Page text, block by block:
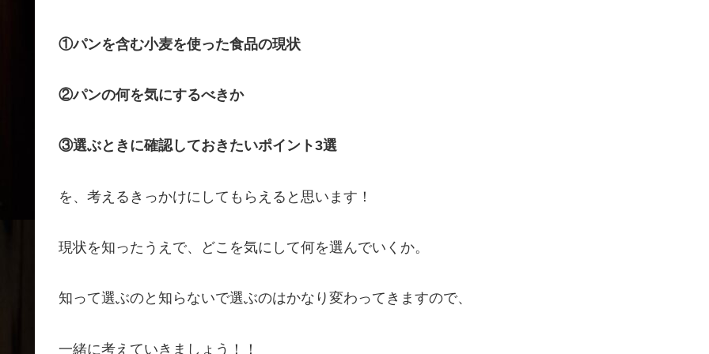
①パンを含む小麦を使った食品の現状
②パンの何を気にするべきか
③選ぶときに確認しておきたいポイント3選
を、考えるきっかけにしてもらえると思います！
現状を知ったうえで、どこを気にして何を選んでいくか。
知って選ぶのと知らないで選ぶのはかなり変わってきますので、
一緒に考えていきましょう！！